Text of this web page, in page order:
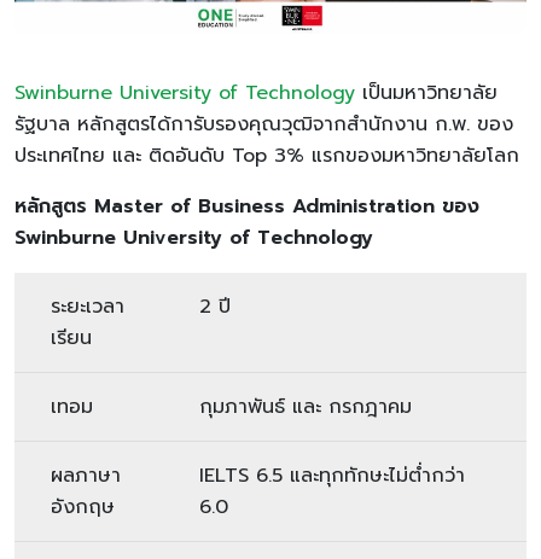
Swinburne University of Technology เป็นมหาวิทยาลัย
รัฐบาล หลักสูตรได้การับรองคุณวุฒิจากสำนักงาน ก.พ. ของ
ประเทศไทย และ ติดอันดับ Top 3% แรกของมหาวิทยาลัยโลก
หลักสูตร Master of Business Administration ของ
Swinburne University of Technology
ระยะเวลา
เรียน
2 ปี
เทอม กุมภาพันธ์ และ กรกฎาคม
ผลภาษา
อังกฤษ
IELTS 6.5 และทุกทักษะไม่ต่ำกว่า
6.0